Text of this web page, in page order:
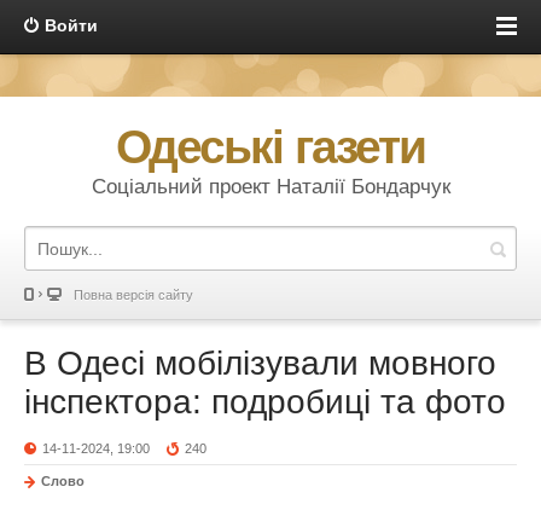
Войти
Одеські газети
Соціальний проект Наталії Бондарчук
Повна версія сайту
В Одесі мобілізували мовного
інспектора: подробиці та фото
14-11-2024, 19:00 240
Слово